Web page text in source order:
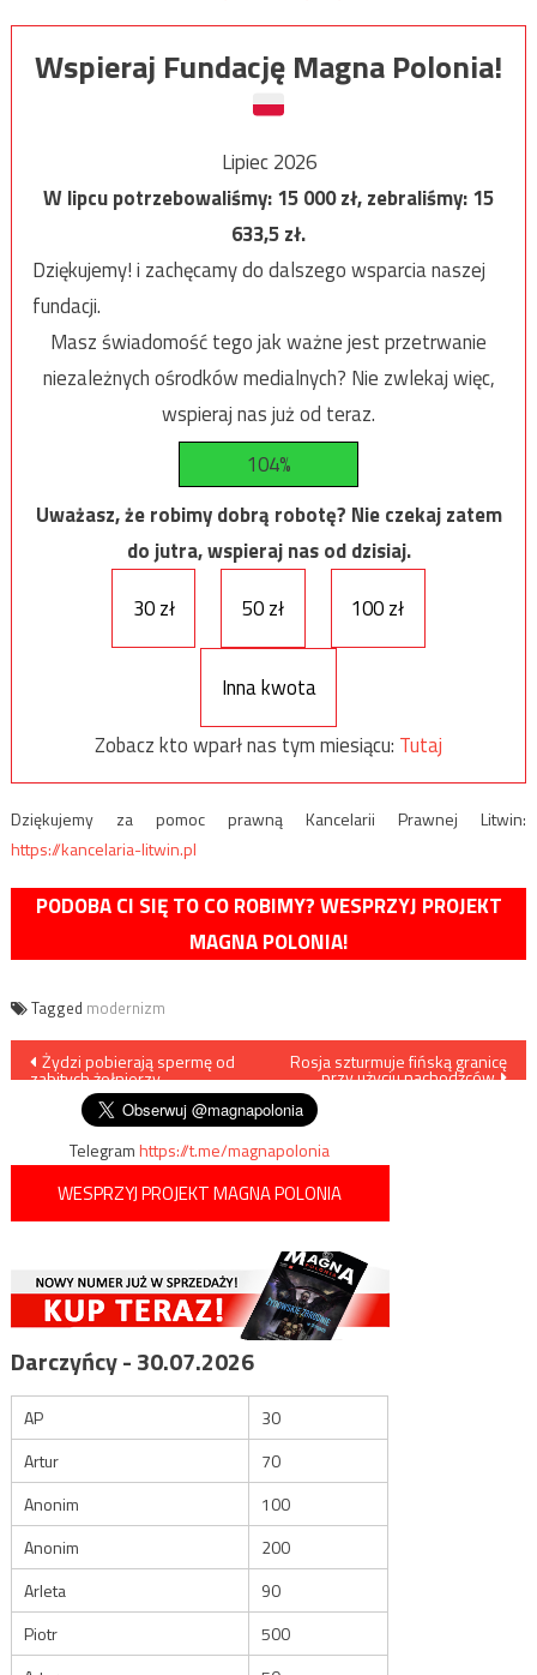
Wspieraj Fundację Magna Polonia!
Lipiec 2026
W lipcu potrzebowaliśmy:15 000zł, zebraliśmy:15
633,5zł.
Dziękujemy! i zachęcamy do dalszego wsparcia naszej
fundacji.
Masz świadomość tego jak ważne jest przetrwanie
niezależnych ośrodków medialnych? Nie zwlekaj więc,
wspieraj nas już od teraz.
104%
Uważasz, że robimy dobrą robotę? Nie czekaj zatem
do jutra, wspieraj nas od dzisiaj.
30 zł
50 zł 100 zł
Inna kwota
Zobacz kto wparł nas tym miesiącu: Tutaj
Dziękujemy za pomoc prawną Kancelarii Prawnej Litwin:
https://kancelaria-litwin.pl
PODOBA CI SIĘ TO CO ROBIMY? WESPRZYJ PROJEKT
MAGNA POLONIA!
Tagged modernizm
Nawigacja
wpisu
Żydzi pobierają spermę od
zabitych żołnierzy
Rosja szturmuje fińską granicę
przy użyciu nachodźców
Telegramhttps://t.me/magnapolonia
WESPRZYJ PROJEKT MAGNA POLONIA
Darczyńcy - 30.07.2026
AP
30
Artur
70
Anonim
100
Anonim
200
Arleta
90
Piotr
500